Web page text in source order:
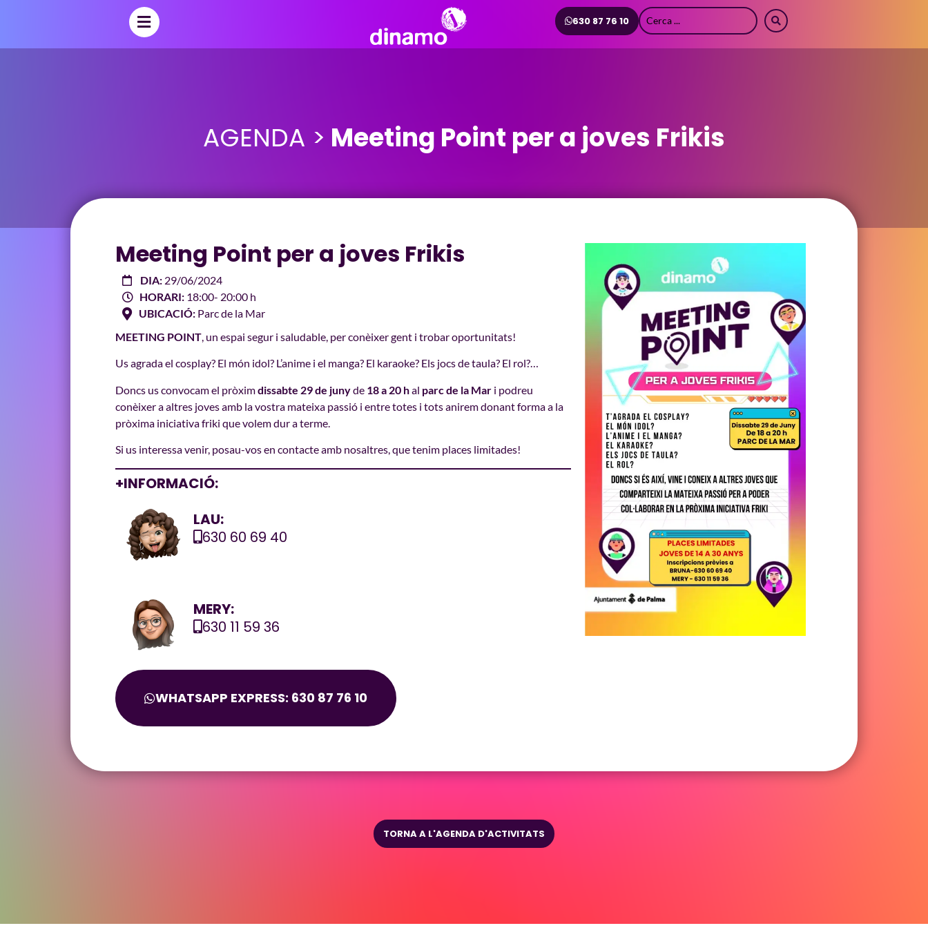
630 87 76 10
AGENDA > Meeting Point per a joves Frikis
Meeting Point per a joves Frikis
DIA: 29/06/2024
HORARI: 18:00- 20:00 h
UBICACIÓ: Parc de la Mar
MEETING POINT, un espai segur i saludable, per conèixer gent i trobar oportunitats!
Us agrada el cosplay? El món idol? L’anime i el manga? El karaoke? Els jocs de taula? El rol?…
Doncs us convocam el pròximdissabte 29 de junyde 18 a 20 hal parc de la Mar i podreu
conèixer a altres joves amb la vostra mateixa passió i entre totes i tots anirem donant forma a la
pròxima iniciativa friki que volem dur a terme.
Si us interessa venir, posau-vos en contacte amb nosaltres, que tenim places limitades!
+INFORMACIÓ:
LAU:
630 60 69 40
MERY:
630 11 59 36
WHATSAPP EXPRESS: 630 87 76 10
TORNA A L'AGENDA D'ACTIVITATS